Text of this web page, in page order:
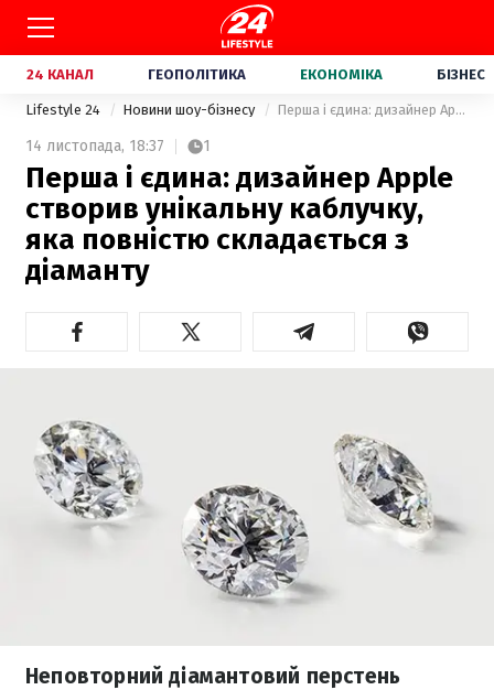
24 КАНАЛ ГЕОПОЛІТИКА ЕКОНОМІКА БІЗНЕС
Lifestyle 24 Новини шоу-бізнесу Перша і єдина: дизайнер Apple створив унікальну каблучку, яка повністю складається з діаманту
14 листопада, 18:37 1
Перша і єдина: дизайнер Apple
створив унікальну каблучку,
яка повністю складається з
діаманту
Неповторний діамантовий перстень